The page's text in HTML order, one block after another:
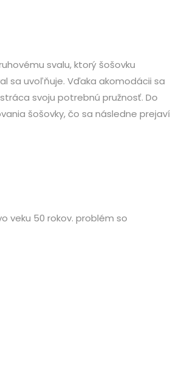
svalu, ktorý šošovku
sa uvoľňuje. Vďaka akomodácii sa
svoju potrebnú pružnosť. Do
šošovky, čo sa následne prejaví
veku 50 rokov. problém so